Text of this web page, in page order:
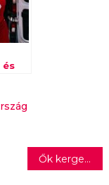
és
a
Ők kergetik a szerelmet a Szabadtéri idei Shakespeare- komédiájában